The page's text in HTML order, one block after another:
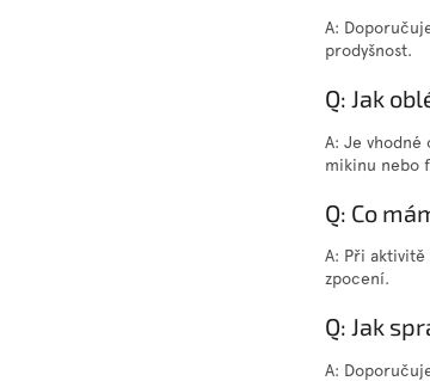
A:
prodyšnost.
Q: Jak
A: Je
mikinu nebo
Q: Co
A: Při
zpocení.
Q: Jak
A: